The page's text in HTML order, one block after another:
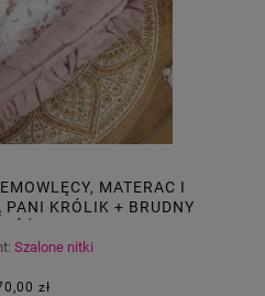
MATERAC I
PANI KRÓLIK + BRUDNY
Szalone nitki
zł